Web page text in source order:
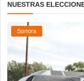
NUESTRAS
Sonora